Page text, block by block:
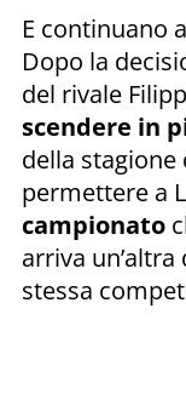
E continuano
Dopo la
del rivale
scendere in
della stagione
permettere a
campionato
arriva
stessa